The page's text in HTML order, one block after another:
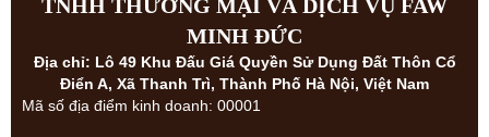
TNHH THƯƠNG MẠI VÀ DỊCH VỤ FAW
MINH ĐỨC
Địa chỉ: Lô 49 Khu Đấu Giá Quyền Sử Dụng Đất Thôn Cổ
Điển A, Xã Thanh Trì, Thành Phố Hà Nội, Việt Nam
Mã số địa điểm kinh doanh: 00001